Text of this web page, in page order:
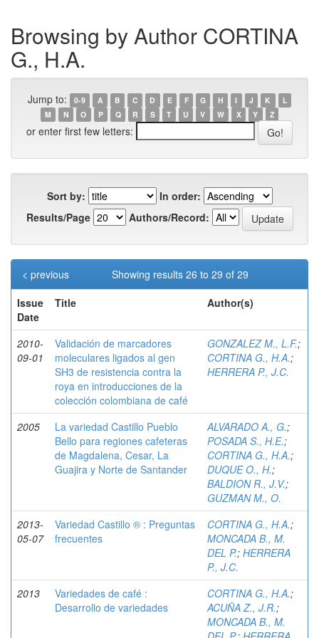
Browsing by Author CORTINA
G., H.A.
Jump to: 0-9 A B C D E F G H I J K
L
M
N O P Q R S T U V W X Y Z
or enter first few letters:
Sort by:
In order:
Results/Page
Authors/Record:
Showing results 26 to 29 of 29
< previous
Issue
Date
Title Author(s)
2010-
09-01
Validación de marcadores
moleculares ligados al gen
SH3 de resistencia contra la
roya en introducciones de la
colección colombiana de café
GONZALEZ M., L.F.;
CORTINA G., H.A.;
HERRERA P., J.C.
2005
La variedad Castillo Pueblo
Bello para regiones cafeteras
de Magdalena, Cesar, La
Guajira y Norte de Santander
ALVARADO A., G.;
POSADA S., H.E.;
CORTINA G., H.A.;
DUQUE O., H.;
BALDION R., J.V.;
GUZMAN M., O.
2013-
05-07
Variedad Castillo ® : Preguntas
frecuentes
CORTINA G., H.A.;
MONCADA B., M.
DEL P.; HERRERA
P., J.C.
2013
Variedades de café :
Desarrollo de variedades
CORTINA G., H.A.;
ACUÑA Z., J.R.;
MONCADA B., M.